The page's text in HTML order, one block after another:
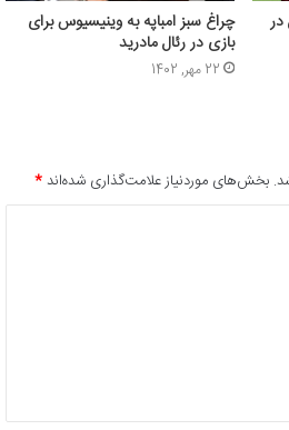
چراغ سبز امباپه به وینیسیوس برای
بازی در رئال مادرید
22 مهر, 1402
بخش‌های موردنیاز علامت‌گذاری شده‌اند*